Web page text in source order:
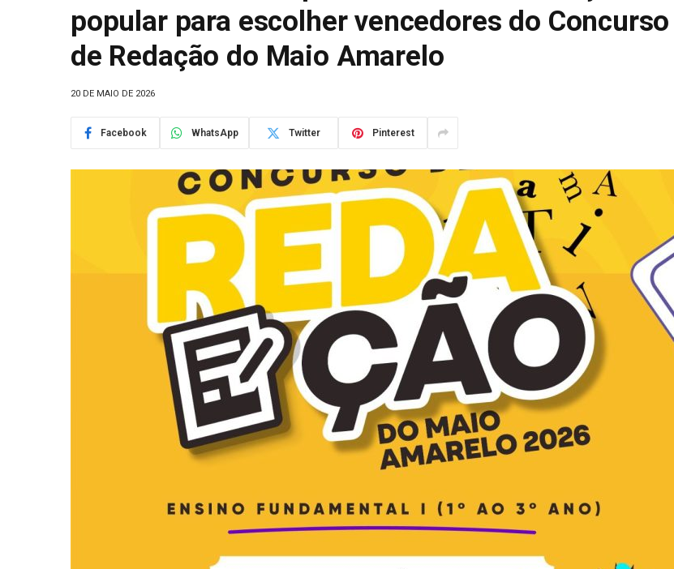
popular para escolher vencedores do Concurso
de Redação do Maio Amarelo
20 DE MAIO DE 2026
Facebook WhatsApp Twitter Pinterest